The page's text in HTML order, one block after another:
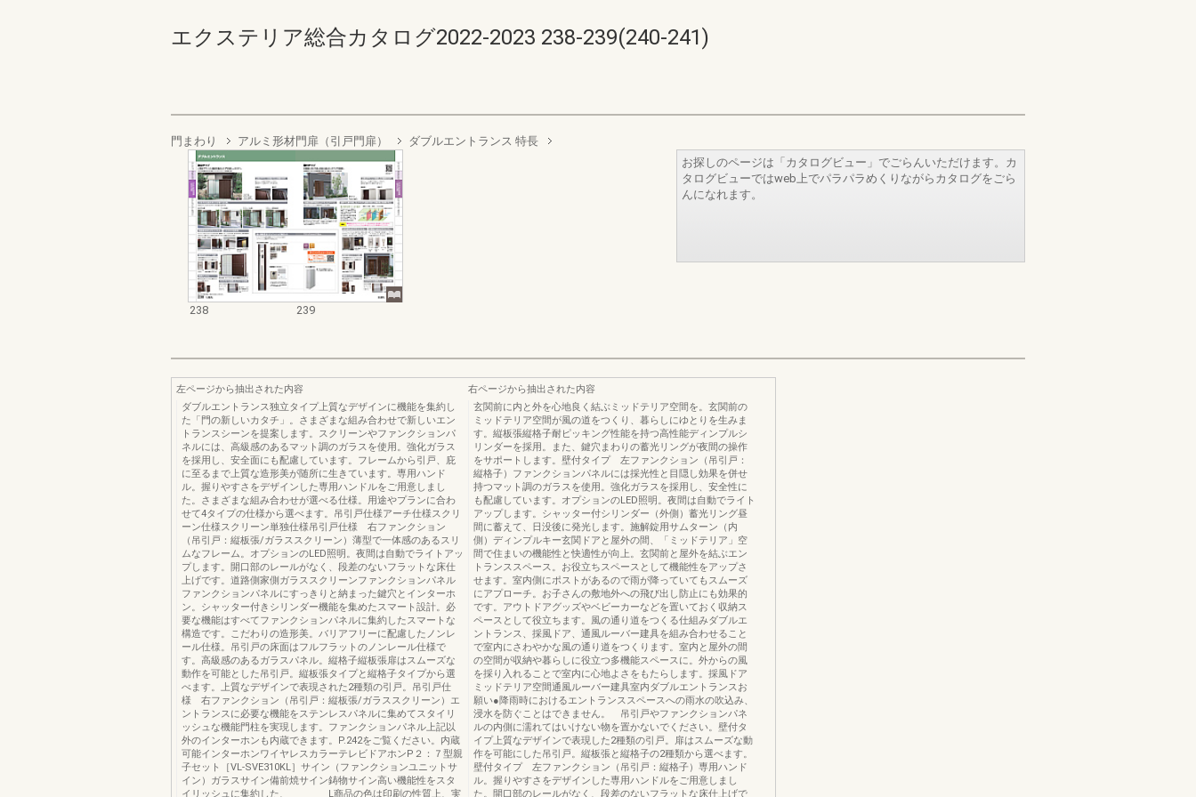
エクステリア総合カタログ2022-2023 238-239(240-241)
門まわり アルミ形材門扉（引戸門扉） ダブルエントランス 特長
238 239
お探しのページは「カタログビュー」でごらんいただけます。カ
タログビューではweb上でパラパラめくりながらカタログをごら
んになれます。
左ページから抽出された内容
ダブルエントランス独立タイプ上質なデザインに機能を集約し
た「門の新しいカタチ」。さまざまな組み合わせで新しいエン
トランスシーンを提案します。スクリーンやファンクションパ
ネルには、高級感のあるマット調のガラスを使用。強化ガラス
を採用し、安全面にも配慮しています。フレームから引戸、庇
に至るまで上質な造形美が随所に生きています。専用ハンド
ル。握りやすさをデザインした専用ハンドルをご用意しまし
た。さまざまな組み合わせが選べる仕様。用途やプランに合わ
せて4タイプの仕様から選べます。吊引戸仕様アーチ仕様スクリ
ーン仕様スクリーン単独仕様吊引戸仕様 右ファンクション
（吊引戸：縦板張/ガラススクリーン）薄型で一体感のあるスリ
ムなフレーム。オプションのLED照明。夜間は自動でライトアッ
プします。開口部のレールがなく、段差のないフラットな床仕
上げです。道路側家側ガラススクリーンファンクションパネル
ファンクションパネルにすっきりと納まった鍵穴とインターホ
ン。シャッター付きシリンダー機能を集めたスマート設計。必
要な機能はすべてファンクションパネルに集約したスマートな
構造です。こだわりの造形美。バリアフリーに配慮したノンレ
ール仕様。吊引戸の床面はフルフラットのノンレール仕様で
す。高級感のあるガラスパネル。縦格子縦板張扉はスムーズな
動作を可能とした吊引戸。縦板張タイプと縦格子タイプから選
べます。上質なデザインで表現された2種類の引戸。吊引戸仕
様 右ファンクション（吊引戸：縦板張/ガラススクリーン）エ
ントランスに必要な機能をステンレスパネルに集めてスタイリ
ッシュな機能門柱を実現します。ファンクションパネル上記以
外のインターホンも内蔵できます。P.242をご覧ください。内蔵
可能インターホンワイヤレスカラーテレビドアホンP２：７型親
子セット［VL-SVE310KL］サイン（ファンクションユニットサ
イン）ガラスサイン備前焼サイン鋳物サイン高い機能性をスタ
イリッシュに集約した、 L商品の色は印刷の性質上、実
右ページから抽出された内容
玄関前に内と外を心地良く結ぶミッドテリア空間を。玄関前の
ミッドテリア空間が風の道をつくり、暮らしにゆとりを生みま
す。縦板張縦格子耐ピッキング性能を持つ高性能ディンプルシ
リンダーを採用。また、鍵穴まわりの蓄光リングが夜間の操作
をサポートします。壁付タイプ 左ファンクション（吊引戸：
縦格子）ファンクションパネルには採光性と目隠し効果を併せ
持つマット調のガラスを使用。強化ガラスを採用し、安全性に
も配慮しています。オプションのLED照明。夜間は自動でライト
アップします。シャッター付シリンダー（外側）蓄光リング昼
間に蓄えて、日没後に発光します。施解錠用サムターン（内
側）ディンプルキー玄関ドアと屋外の間、「ミッドテリア」空
間で住まいの機能性と快適性が向上。玄関前と屋外を結ぶエン
トランススペース。お役立ちスペースとして機能性をアップさ
せます。室内側にポストがあるので雨が降っていてもスムーズ
にアプローチ。お子さんの敷地外への飛び出し防止にも効果的
です。アウトドアグッズやベビーカーなどを置いておく収納ス
ペースとして役立ちます。風の通り道をつくる仕組みダブルエ
ントランス、採風ドア、通風ルーバー建具を組み合わせること
で室内にさわやかな風の通り道をつくります。室内と屋外の間
の空間が収納や暮らしに役立つ多機能スペースに。外からの風
を採り入れることで室内に心地よさをもたらします。採風ドア
ミッドテリア空間通風ルーバー建具室内ダブルエントランスお
願い●降雨時におけるエントランススペースへの雨水の吹込み、
浸水を防ぐことはできません。 吊引戸やファンクションパネ
ルの内側に濡れてはいけない物を置かないでください。壁付タ
イプ上質なデザインで表現した2種類の引戸。扉はスムーズな動
作を可能にした吊引戸。縦板張と縦格子の2種類から選べます。
壁付タイプ 左ファンクション（吊引戸：縦格子）専用ハンド
ル。握りやすさをデザインした専用ハンドルをご用意しまし
た。開口部のレールがなく、段差のないフラットな床仕上げで